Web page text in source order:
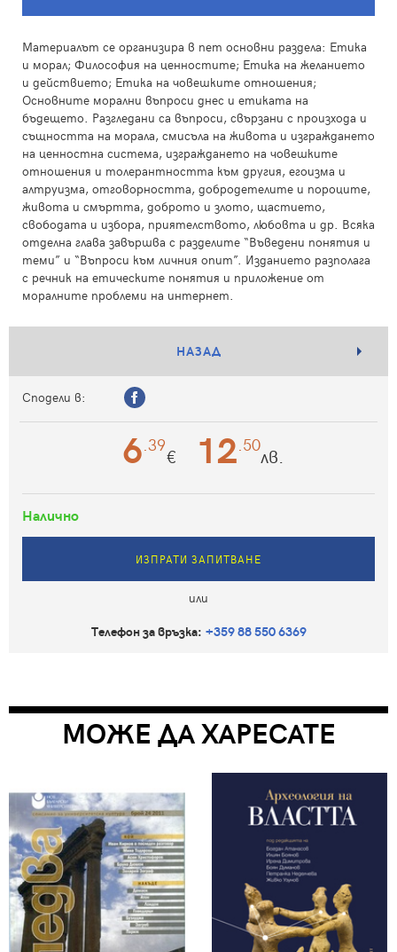
Материалът се организира в пет основни раздела: Етика
и морал; Философия на ценностите; Етика на желанието
и действието; Етика на човешките отношения;
Основните морални въпроси днес и етиката на
бъдещето. Разгледани са въпроси, свързани с произхода и
същността на морала, смисъла на живота и изграждането
на ценностна система, изграждането на човешките
отношения и толерантността към другия, егоизма и
алтруизма, отговорността, добродетелите и пороците,
живота и смъртта, доброто и злото, щастието,
свободата и избора, приятелството, любовта и др. Всяка
отделна глава завършва с разделите “Въведени понятия и
теми” и “Въпроси към личния опит”. Изданието разполага
с речник на етическите понятия и приложение от
моралните проблеми на интернет.
НАЗАД
Сподели в:
6 .39€ 12 .50лв.
Налично
ИЗПРАТИ ЗАПИТВАНЕ
или
Телефон за връзка: +359 88 550 6369
МОЖЕ ДА ХАРЕСАТЕ